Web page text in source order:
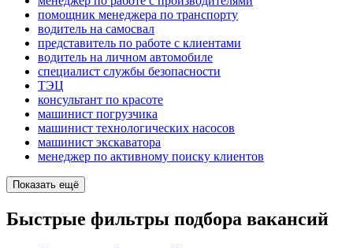
помощник менеджера по транспорту
водитель на самосвал
представитель по работе с клиентами
водитель на личном автомобиле
специалист службы безопасности
ТЭЦ
консультант по красоте
машинист погрузчика
машинист технологических насосов
машинист экскаватора
менеджер по активному поиску клиентов
Показать ещё
Быстрые фильтры подбора вакансий